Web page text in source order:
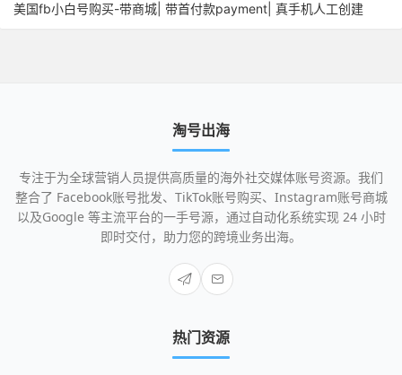
美国fb小白号购买-带商城| 带首付款payment| 真手机人工创建
淘号出海
专注于为全球营销人员提供高质量的海外社交媒体账号资源。我们
整合了 Facebook账号批发、TikTok账号购买、Instagram账号商城
以及Google 等主流平台的一手号源，通过自动化系统实现 24 小时
即时交付，助力您的跨境业务出海。
热门资源